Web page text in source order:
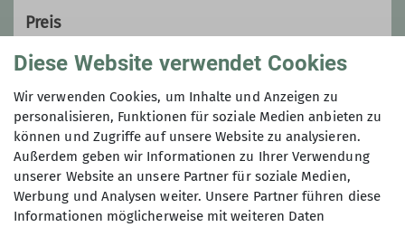
Preis
Übernachtung: Lizumer Hütte ca 80€ Ü/HP pro
Nacht
Maximale Teilnehmeranzahl
14
Diese Website verwendet Cookies
Wir verwenden Cookies, um Inhalte und Anzeigen zu
personalisieren, Funktionen für soziale Medien anbieten zu
können und Zugriffe auf unsere Website zu analysieren.
Außerdem geben wir Informationen zu Ihrer Verwendung
unserer Website an unsere Partner für soziale Medien,
Werbung und Analysen weiter. Unsere Partner führen diese
Informationen möglicherweise mit weiteren Daten